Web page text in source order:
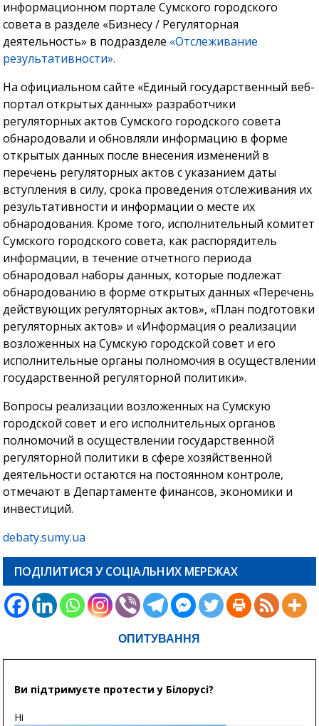
информационном портале Сумского городского
совета в разделе «Бизнесу / Регуляторная
деятельность» в подразделе «Отслеживание
результативности».
На официальном сайте «Единый государственный веб-
портал открытых данных» разработчики
регуляторных актов Сумского городского совета
обнародовали и обновляли информацию в форме
открытых данных после внесения изменений в
перечень регуляторных актов с указанием даты
вступления в силу, срока проведения отслеживания их
результативности и информации о месте их
обнародования. Кроме того, исполнительный комитет
Сумского городского совета, как распорядитель
информации, в течение отчетного периода
обнародовал наборы данных, которые подлежат
обнародованию в форме открытых данных «Перечень
действующих регуляторных актов», «План подготовки
регуляторных актов» и «Информация о реализации
возложенных на Сумскую городской совет и его
исполнительные органы полномочия в осуществлении
государственной регуляторной политики».
Вопросы реализации возложенных на Сумскую
городской совет и его исполнительных органов
полномочий в осуществлении государственной
регуляторной политики в сфере хозяйственной
деятельности остаются на постоянном контроле,
отмечают в Департаменте финансов, экономики и
инвестиций.
debaty.sumy.ua
ПОДІЛИТИСЯ У СОЦІАЛЬНИХ МЕРЕЖАХ
ОПИТУВАННЯ
Ви підтримуєте протести у Білорусі?
Ні